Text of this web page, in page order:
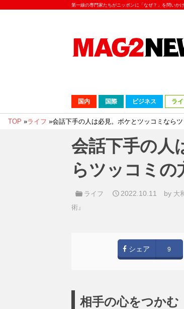
第一線の専門家たちがニッポンに「なぜ？」を問いか
国内 国際 ビジネス ラ
TOP »ライフ »会話下手の人は必見。ボケとツッコミなら
会話下手の人
らツッコミの
ライフ 2022.10.11 by 大
術』
シェア 9
相手の心をつかむ